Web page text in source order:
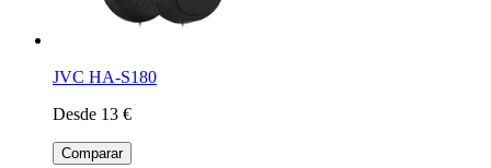
JVC HA-S180
Desde 13 €
Comparar